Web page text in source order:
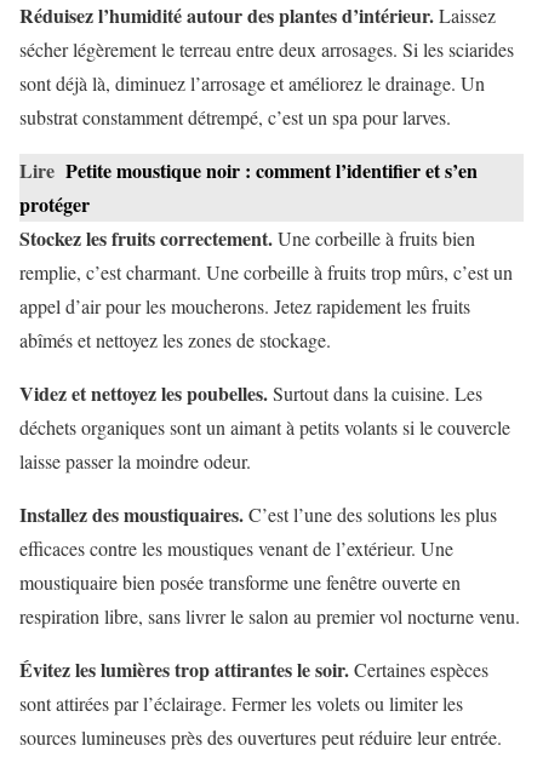
Réduisez l’humidité autour des plantes d’intérieur.Laissez
sécher légèrement le terreau entre deux arrosages. Si les sciarides
sont déjà là, diminuez l’arrosage et améliorez le drainage. Un
substrat constamment détrempé, c’est un spa pour larves.
Lire Petite moustique noir : comment l’identifier et s’en
protéger
Stockez les fruits correctement.Une corbeille à fruits bien
remplie, c’est charmant. Une corbeille à fruits trop mûrs, c’est un
appel d’air pour les moucherons. Jetez rapidement les fruits
abîmés et nettoyez les zones de stockage.
Videz et nettoyez les poubelles.Surtout dans la cuisine. Les
déchets organiques sont un aimant à petits volants si le couvercle
laisse passer la moindre odeur.
Installez des moustiquaires.C’est l’une des solutions les plus
efficaces contre les moustiques venant de l’extérieur. Une
moustiquaire bien posée transforme une fenêtre ouverte en
respiration libre, sans livrer le salon au premier vol nocturne venu.
Évitez les lumières trop attirantes le soir.Certaines espèces
sont attirées par l’éclairage. Fermer les volets ou limiter les
sources lumineuses près des ouvertures peut réduire leur entrée.